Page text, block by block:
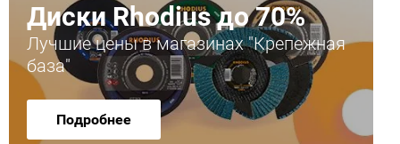
Диски Rhodius до 70%
Лучшие цены в магазинах "Крепежная
база"
Подробнее